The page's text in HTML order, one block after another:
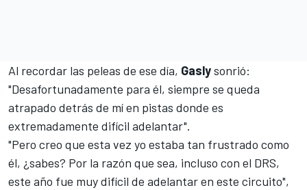
Al recordar las peleas de ese día, Gaslysonrió:
"Desafortunadamente para él, siempre se queda
atrapado detrás de mí en pistas donde es
extremadamente difícil adelantar".
"Pero creo que esta vez yo estaba tan frustrado como
él, ¿sabes? Por la razón que sea, incluso con el DRS,
este año fue muy difícil de adelantar en este circuito",